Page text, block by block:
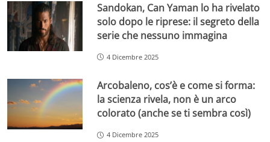
Sandokan, Can Yaman lo ha rivelato
solo dopo le riprese: il segreto della
serie che nessuno immagina
4 Dicembre 2025
Arcobaleno, cos’è e come si forma:
la scienza rivela, non è un arco
colorato (anche se ti sembra così)
4 Dicembre 2025